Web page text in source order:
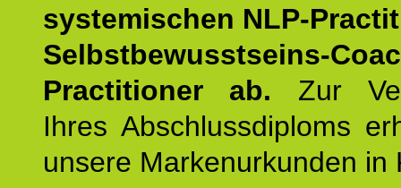
systemischen NLP-
Selbstbewusstseins-
Practitioner ab. Zur
Ihres Abschlussdiploms
unsere Markenurkunden in